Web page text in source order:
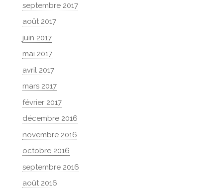
septembre 2017
août 2017
juin 2017
mai 2017
avril 2017
mars 2017
février 2017
décembre 2016
novembre 2016
octobre 2016
septembre 2016
août 2016